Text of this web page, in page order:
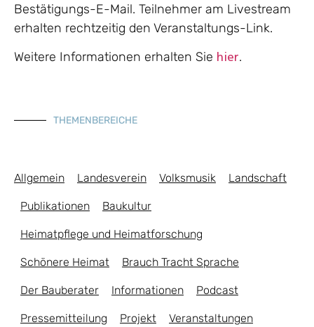
Bestätigungs-E-Mail. Teilnehmer am Livestream
erhalten rechtzeitig den Veranstaltungs-Link.
Weitere Informationen erhalten Sie hier.
THEMENBEREICHE
Allgemein Landesverein Volksmusik Landschaft
Publikationen Baukultur
Heimatpflege und Heimatforschung
Schönere Heimat Brauch Tracht Sprache
Der Bauberater Informationen Podcast
Pressemitteilung Projekt Veranstaltungen